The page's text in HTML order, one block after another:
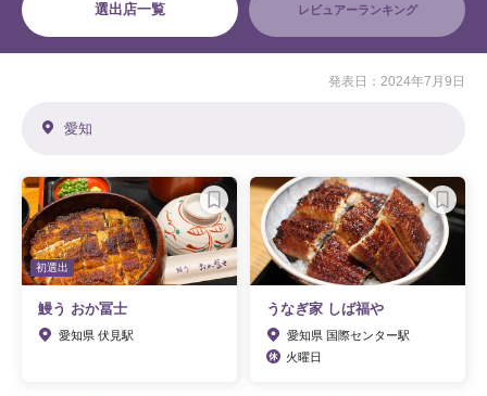
選出店一覧 レビュアーランキング
発表日：2024年7月9日
愛知
初選出
鰻う おか冨士
愛知県 伏見駅
うなぎ家 しば福や
愛知県 国際センター駅
火曜日